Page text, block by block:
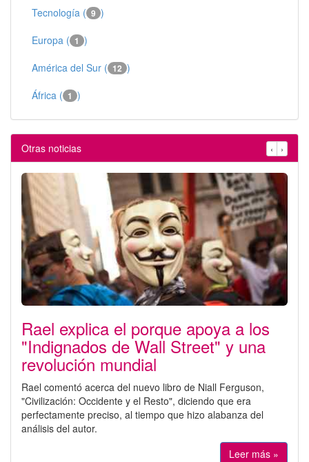
Tecnología ( 9 )
Europa ( 1 )
América del Sur ( 12 )
África ( 1 )
Otras noticias ‹ ›
Rael explica el porque apoya a los
"Indignados de Wall Street" y una
revolución mundial
Rael comentó acerca del nuevo libro de Niall Ferguson,
"Civilización: Occidente y el Resto", diciendo que era
perfectamente preciso, al tiempo que hizo alabanza del
análisis del autor.
Leer más »